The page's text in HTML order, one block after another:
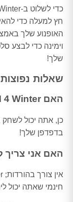
וימינה כדי לבצע
שלך!
שאלות נפוצות
האם Moto X3M 4 Winter חינמי לשחק?
בדפדפן שלך!
האם אני צריך
חינמי שאתה יכול